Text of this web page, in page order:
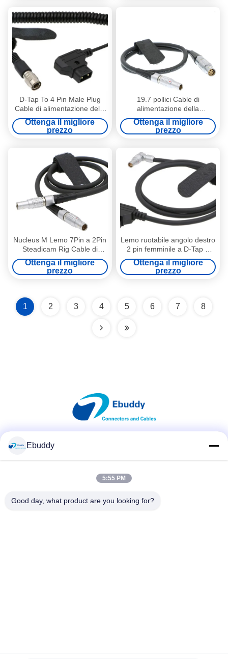
D-Tap To 4 Pin Male Plug
Cable di alimentazione della
fotocamera per dispositivi
audio 688 633 Zoom F8
Ottenga il migliore
prezzo
19.7 pollici Cable di
alimentazione della
fotocamera Lemo 3 pin
Maschio Steadicam Zephyr a
6 pin Femminile
Ottenga il migliore
prezzo
Nucleus M Lemo 7Pin a 2Pin
Steadicam Rig Cable di
alimentazione della
telecamera per Tilta RED
ARRI
Ottenga il migliore
prezzo
Lemo ruotabile angolo destro
2 pin femminile a D-Tap L
tipo cavo di alimentazione
della fotocamera per
Komodo RED
Ottenga il migliore
prezzo
1 2 3 4 5 6 7 8
Ebuddy
5:55 PM
Good day, what product are you looking for?